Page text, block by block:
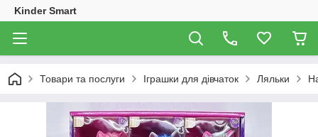
Kinder Smart
Товари та послуги Іграшки для дівчаток Ляльки